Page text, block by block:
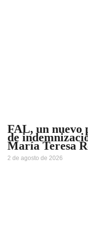
FAL, un nuevo
de
María Teresa
2 de agosto de 2026